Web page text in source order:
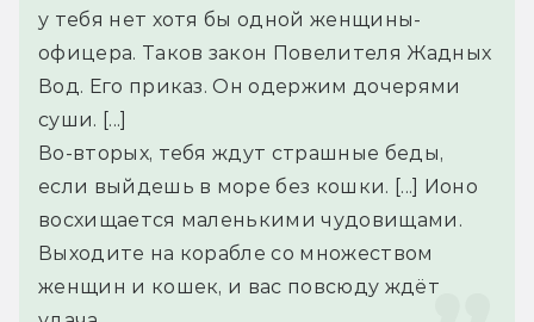
у тебя нет хотя бы одной женщины-
офицера. Таков закон Повелителя Жадных
Вод. Его приказ. Он одержим дочерями
суши. [...]
Во-вторых, тебя ждут страшные беды,
если выйдешь в море без кошки. [...] Ионо
восхищается маленькими чудовищами.
Выходите на корабле со множеством
женщин и кошек, и вас повсюду ждёт